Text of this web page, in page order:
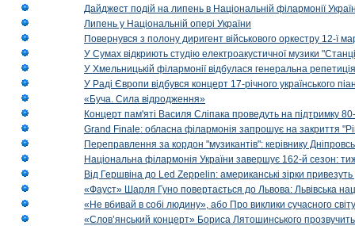
Дайджест подій на липень в Національній філармонії
Липень у Національній опері України
Повернувся з полону диригент військового оркестру 12-ї
У Сумах відкриють студію електроакустичної музики
У Хмельницькій філармонії відбулася генеральна
У Раді Європи відбувся концерт 17-річного українського
«Буча. Сила відродження»
Концерт пам'яті Василя Сліпака проведуть на підтримку
Grand Finale: обласна філармонія запрошує на закриття
Переправлення за кордон "музикантів": керівнику
Національна філармонія України завершує 162-й сезон:
Від Гершвіна до Led Zeppelin: американські зірки
«Фауст» Шарля Гуно повертається до Львова: Львівська
«Не вбивай в собі людину», або Про виклики сучасного світу
«Слов’янський концерт» Бориса Лятошинського